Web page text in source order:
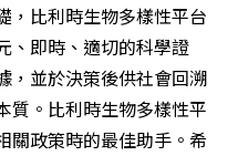
，比利時生物多樣性平台
、即時、適切的科學證
，並於決策後供社會回溯
質。比利時生物多樣性平
關政策時的最佳助手。希